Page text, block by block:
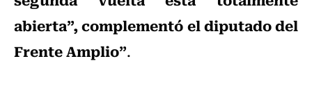
abierta”, complementó el diputado del
Frente Amplio”.